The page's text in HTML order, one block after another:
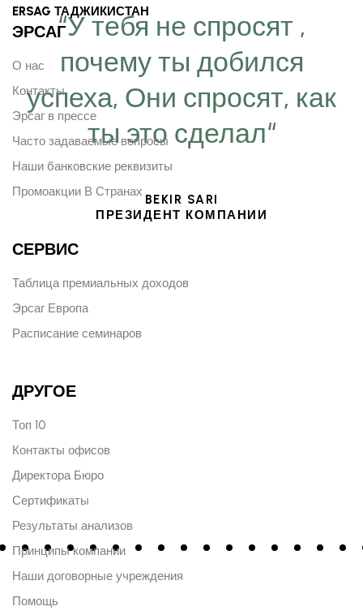
“У тебя не спросят ,
почему ты добился
успеха, Они спросят, как
ты это сделал“
BEKIR SARI
ПРЕЗИДЕНТ КОМПАНИИ
ERSAG ТАДЖИКИСТАН
ЭРСАГ
О нас
Контакты
Эрсаг в прессе
Часто задаваемые вопросы
Наши банковские реквизиты
Промоакции В Странах
СЕРВИС
Таблица премиальных доходов
Эрсаг Европа
Расписание семинаров
ДРУГОЕ
Топ 10
Контакты офисов
Директора Бюро
Сертификаты
Результаты анализов
Принципы компании
Наши договорные учреждения
Помощь